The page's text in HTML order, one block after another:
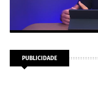
PUBLICIDADE